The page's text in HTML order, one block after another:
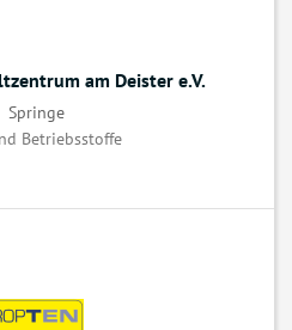
am Deister e.V.
Springe
Betriebsstoffe